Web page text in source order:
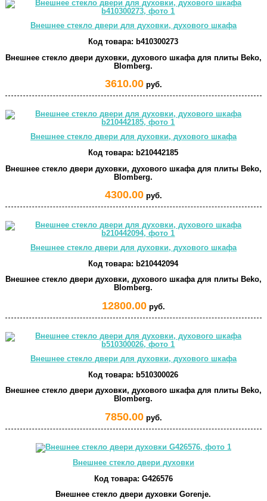
Внешнее стекло двери для духовки, духового шкафа
Код товара: b410300273
Внешнее стекло двери духовки, духового шкафа для плиты Beko,
Blomberg.
3610.00руб.
Внешнее стекло двери для духовки, духового шкафа
Код товара: b210442185
Внешнее стекло двери духовки, духового шкафа для плиты Beko,
Blomberg.
4300.00руб.
Внешнее стекло двери для духовки, духового шкафа
Код товара: b210442094
Внешнее стекло двери духовки, духового шкафа для плиты Beko,
Blomberg.
12800.00руб.
Внешнее стекло двери для духовки, духового шкафа
Код товара: b510300026
Внешнее стекло двери духовки, духового шкафа для плиты Beko,
Blomberg.
7850.00руб.
Внешнее стекло двери духовки
Код товара: G426576
Внешнее стекло двери духовки Gorenje.